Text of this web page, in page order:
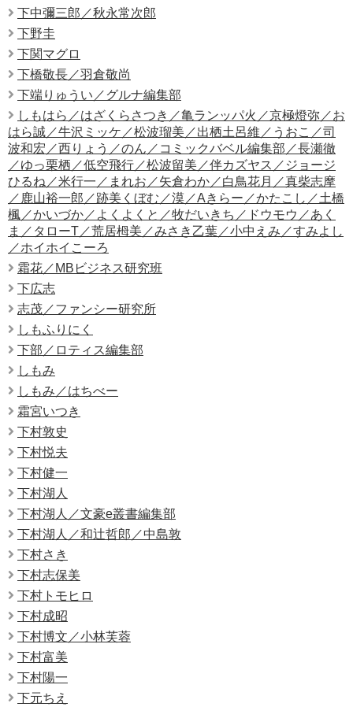
下中彌三郎／秋永常次郎
下野圭
下関マグロ
下橋敬長／羽倉敬尚
下端りゅうい／グルナ編集部
しもはら／はざくらさつき／亀ランッパ火／京極燈弥／お
はら誠／牛沢ミッケ／松波瑠美／出栖土呂維／うおこ／司
波和宏／西りょう／のん／コミックバベル編集部／長瀬徹
／ゆっ栗栖／低空飛行／松波留美／伴カズヤス／ジョージ
ひるね／米行一／まれお／矢倉わか／白鳥花月／真柴志摩
／鹿山裕一郎／跡美くぼむ／漠／Aきらー／かたこし／土橋
楓／かいづか／よくよくと／牧だいきち／ドウモウ／あく
ま／タローT／荒居栂美／みさき乙葉／小中えみ／すみよし
／ホイホイこーろ
霜花／MBビジネス研究班
下広志
志茂／ファンシー研究所
しもふりにく
下部／ロティス編集部
しもみ
しもみ／はちべー
霜宮いつき
下村敦史
下村悦夫
下村健一
下村湖人
下村湖人／文豪e叢書編集部
下村湖人／和辻哲郎／中島敦
下村さき
下村志保美
下村トモヒロ
下村成昭
下村博文／小林芙蓉
下村富美
下村陽一
下元ちえ